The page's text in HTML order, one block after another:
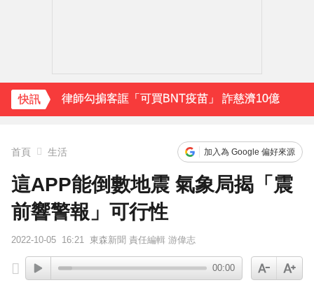
快訊 律師勾掮客誆「可買BNT疫苗」 詐慈濟10億
首頁 生活 加入為 Google 偏好來源
這APP能倒數地震 氣象局揭「震
前響警報」可行性
2022-10-05 16:21 東森新聞 責任編輯 游偉志
00:00